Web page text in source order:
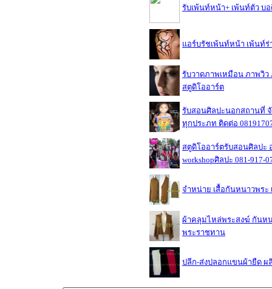
รับเพ้นท์หน้า+ เพ้นท์ตัว บ
แอร์บรัชเพ้นท์หน้า เพ้นท์
รับวาดภาพเหมือน ภาพวิ
สตูดิโออาร์ต
รับสอนศิลปะนอกสถานที่
ทุกประภท ติดต่อ
สตูดิโออาร์ตรับสอนศิลปะ
workshopศิลปะ 081-917-
จำหน่าย เสื้อกันหนาวพร
ผ้าคลุมไหล่พระสงฆ์ กันห
พระราชทาน
ปลีก-ส่งปลอกแขนผ้ายืด ผ